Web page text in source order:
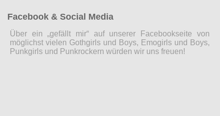
Facebook & Social Media
Über ein „gefällt mir“ auf unserer Facebookseite von
möglichst vielen Gothgirls und Boys, Emogirls und Boys,
Punkgirls und Punkrockern würden wir uns freuen!